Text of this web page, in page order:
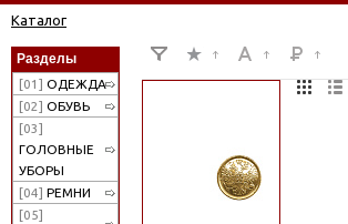
Каталог
Разделы
[01] ОДЕЖДА
[02] ОБУВЬ
[03]
ГОЛОВНЫЕ
УБОРЫ
[04] РЕМНИ
[05]